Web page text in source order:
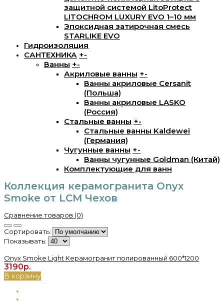
защитной системой LitoProtect
LITOCHROM LUXURY EVO 1–10 мм
Эпоксидная затирочная смесь
STARLIKE EVO
Гидроизоляция
САНТЕХНИКА +-
Ванны +-
Акриловые ванны +-
Ванны акриловые Cersanit
(Польша)
Ванны акриловые LASKO
(Россия)
Стальные ванны +-
Стальные ванны Kaldewei
(Германия)
Чугунные ванны +-
Ванны чугунные Goldman (Китай)
Комплектующие для ванн
Коллекция керамогранита Onyx
Smoke от LCM Чехов
Сравнение товаров (0)
Сортировать:
Показывать:
Onyx Smoke Light Керамогранит полированный 600*1200
3190р.
В корзину